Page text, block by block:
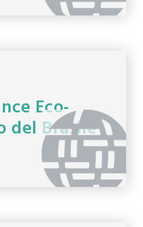
Eco-
del Brasile